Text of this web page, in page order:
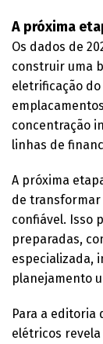
A próxima
Os dados de
construir uma
eletrificação
concentração
linhas de
A próxima
de transformar
confiável. Isso
preparadas,
especializada,
planejamento
Para a editoria
elétricos